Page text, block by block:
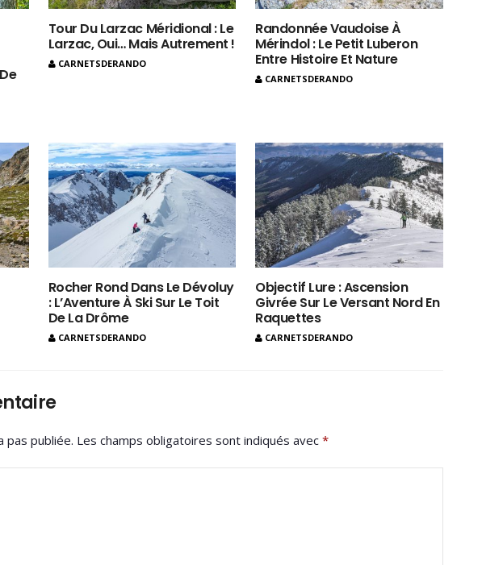
Tour Du Larzac Méridional : Le
Larzac, Oui… Mais Autrement !
CARNETSDERANDO
Randonnée Vaudoise À
Mérindol : Le Petit Luberon
Entre Histoire Et Nature
CARNETSDERANDO
Rocher Rond Dans Le Dévoluy
: L’Aventure À Ski Sur Le Toit
De La Drôme
CARNETSDERANDO
Objectif Lure : Ascension
Givrée Sur Le Versant Nord En
Raquettes
CARNETSDERANDO
pas publiée. Les champs obligatoires sont indiqués avec *